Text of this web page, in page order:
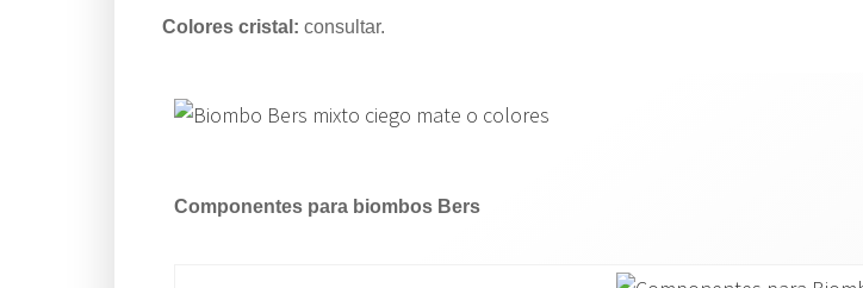
Colores cristal: consultar.
Componentes para biombos Bers